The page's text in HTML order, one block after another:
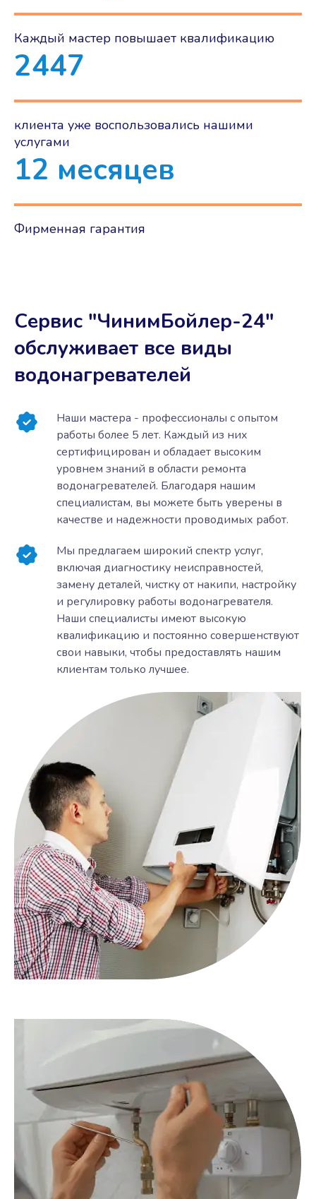
Каждый мастер повышает квалификацию
2447
клиента уже воспользовались нашими
услугами
12 месяцев
Фирменная гарантия
Сервис "ЧинимБойлер-24"
обслуживает все виды
водонагревателей
Наши мастера - профессионалы с опытом
работы более 5 лет. Каждый из них
сертифицирован и обладает высоким
уровнем знаний в области ремонта
водонагревателей. Благодаря нашим
специалистам, вы можете быть уверены в
качестве и надежности проводимых работ.
Мы предлагаем широкий спектр услуг,
включая диагностику неисправностей,
замену деталей, чистку от накипи, настройку
и регулировку работы водонагревателя.
Наши специалисты имеют высокую
квалификацию и постоянно совершенствуют
свои навыки, чтобы предоставлять нашим
клиентам только лучшее.